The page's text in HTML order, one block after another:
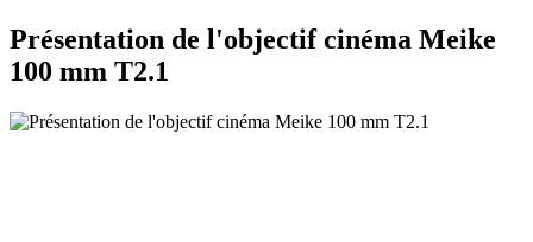
Présentation de l'objectif cinéma Meike
100 mm T2.1